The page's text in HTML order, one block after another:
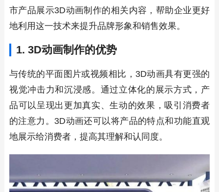
市产品展示3D动画制作的相关内容，帮助企业更好
地利用这一技术来提升品牌形象和销售效果。
1. 3D动画制作的优势
与传统的平面图片或视频相比，3D动画具有更强的
视觉冲击力和沉浸感。通过立体化的展示方式，产
品可以呈现出更加真实、生动的效果，吸引消费者
的注意力。3D动画还可以将产品的特点和功能直观
地展示给消费者，提高其理解和认同度。